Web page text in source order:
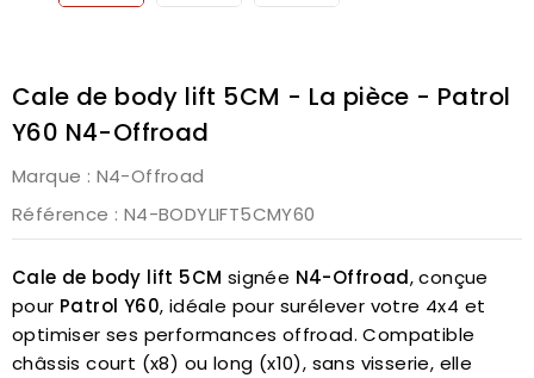
Cale de body lift 5CM - La pièce - Patrol
Y60 N4-Offroad
Marque : N4-Offroad
Référence : N4-BODYLIFT5CMY60
Cale de body lift 5CM signée N4-Offroad, conçue
pour Patrol Y60, idéale pour surélever votre 4x4 et
optimiser ses performances offroad. Compatible
châssis court (x8) ou long (x10), sans visserie, elle